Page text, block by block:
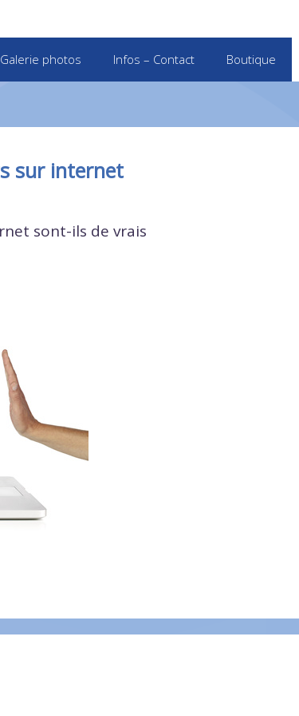
Galerie photos Infos – Contact Boutique
sur internet
sont-ils de vrais